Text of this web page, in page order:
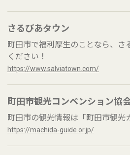
さるびあタウン
町田市で福利厚生のことなら、さ
ください！
https://www.salviatown.com/
町田市観光コンベンション協
町田市の観光情報は「町田市観光
https://machida-guide.or.jp/